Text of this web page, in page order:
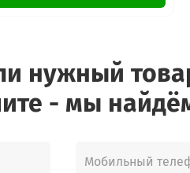
нужный
- мы